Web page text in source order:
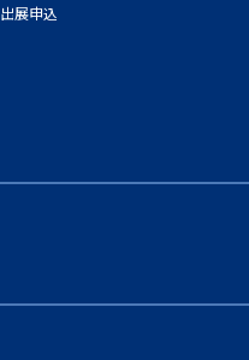
出展申込